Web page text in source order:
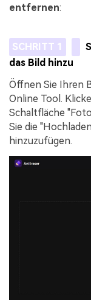
entfernen:
SCHRITT 1
das Bild hinzu
Öffnen Sie Ihren
Online Tool.
Schaltfläche
Sie die
hinzuzufügen.